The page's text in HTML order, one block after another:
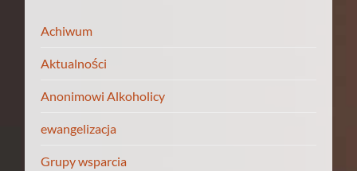
Achiwum
Aktualności
Anonimowi Alkoholicy
ewangelizacja
Grupy wsparcia